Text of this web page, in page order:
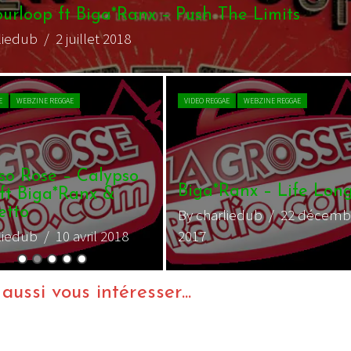
ft Biga*Ranx – Push The Limits
/ 2 juillet 2018
WEBZINE REGGAE
Rose – Calypso
Biga*Ranx &
/ 10 avril 2018
VIDEO REGGAE WEBZINE REGGAE
Biga*Ranx – Life
By charliedub/ 22
2017
vous intéresser...